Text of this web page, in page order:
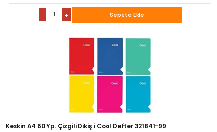
- + Sepete Ekle
Keskin A4 60 Yp. Çizgili Dikişli Cool Defter 321841-99